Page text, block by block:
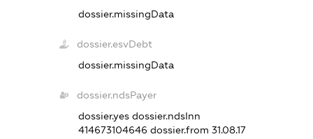
dossier.missingData
dossier.esvDebt
dossier.missingData
dossier.ndsPayer
dossier.yes dossier.ndsInn
414673104646 dossier.from 31.08.17